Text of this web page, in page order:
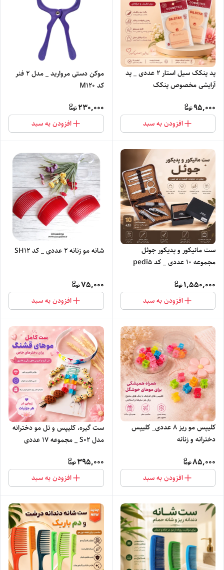
پد پنکک سیل استار ۲ عددی _ پد
آرایشی مخصوص پنکک
95,000
افزودن به سبد
موکن دستی مروارید _ مدل ۲ فنر
کد M120
230,000
افزودن به سبد
ست مانیکور و پدیکور جوئل
مجموعه ۱۰ عددی _ کد pedi5
1,550,000
افزودن به سبد
شانه مو زنانه ۲ عددی _ کد SH12
75,000
افزودن به سبد
کلیپس مو ریز ۸ عددی_ کلیپس
دخترانه و زنانه
85,000
افزودن به سبد
ست گیره، کلیپس و تل مو دخترانه
مدل S0۲ _ مجموعه 1۷ عددی
395,000
افزودن به سبد